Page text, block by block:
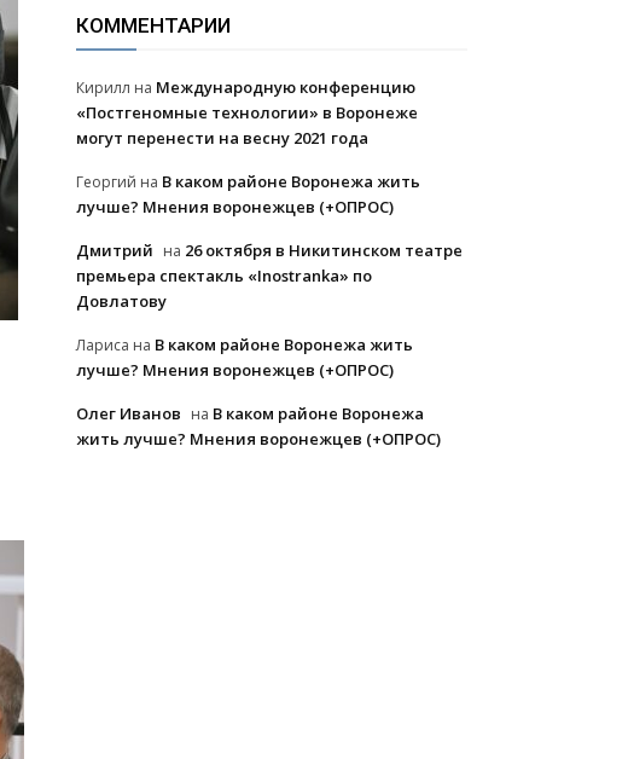
КОММЕНТАРИИ
Кирилл на Международную конференцию
«Постгеномные технологии» в Воронеже
могут перенести на весну 2021 года
Георгий на В каком районе Воронежа жить
лучше? Мнения воронежцев (+ОПРОС)
Дмитрий на 26 октября в Никитинском театре
премьера спектакль «Inostranka» по
Довлатову
Лариса на В каком районе Воронежа жить
лучше? Мнения воронежцев (+ОПРОС)
Олег Иванов на В каком районе Воронежа
жить лучше? Мнения воронежцев (+ОПРОС)